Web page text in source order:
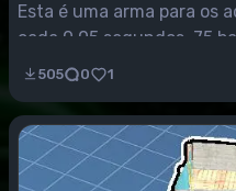
Esta é uma arma para os
cada 0,05 segundos, 75
505 0 1